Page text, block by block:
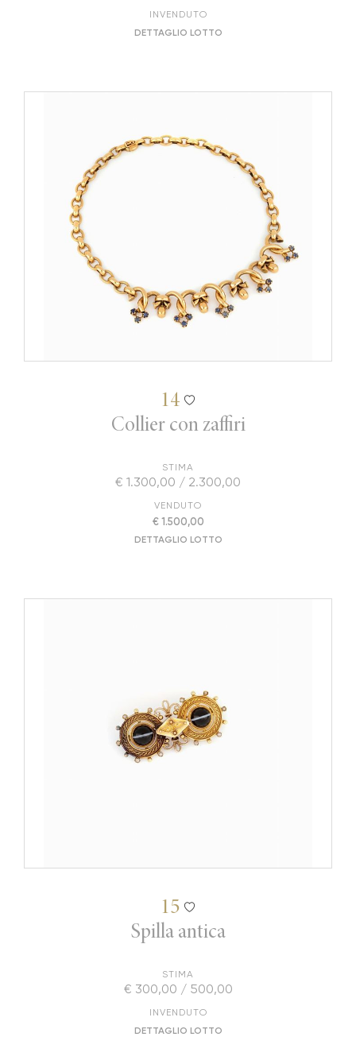
INVENDUTO
DETTAGLIO LOTTO
14
Collier con zaffiri
STIMA
€ 1.300,00 / 2.300,00
VENDUTO
€ 1.500,00
DETTAGLIO LOTTO
15
Spilla antica
STIMA
€ 300,00 / 500,00
INVENDUTO
DETTAGLIO LOTTO